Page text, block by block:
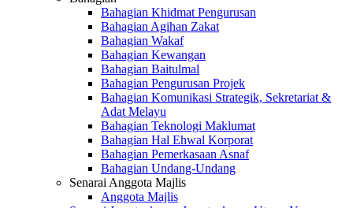
Bahagian Khidmat Pengurusan
Bahagian Agihan Zakat
Bahagian Wakaf
Bahagian Kewangan
Bahagian Baitulmal
Bahagian Pengurusan Projek
Bahagian Komunikasi Strategik, Sekretariat &
Adat Melayu
Bahagian Teknologi Maklumat
Bahagian Hal Ehwal Korporat
Bahagian Pemerkasaan Asnaf
Bahagian Undang-Undang
Senarai Anggota Majlis
Anggota Majlis